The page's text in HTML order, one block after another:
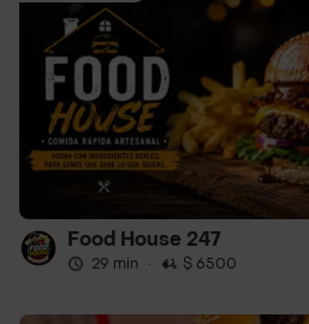
Food House 247
29 min · $ 6500